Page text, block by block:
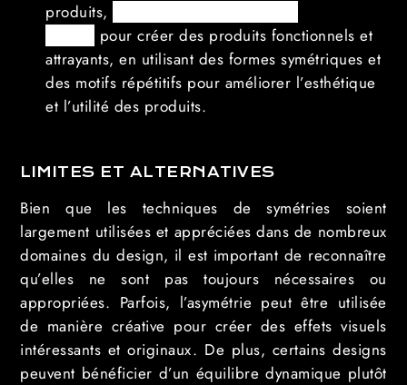
produits,
pour créer des produits fonctionnels et
attrayants, en utilisant des formes symétriques et
des motifs répétitifs pour améliorer l’esthétique
et l’utilité des produits.
LIMITES ET ALTERNATIVES
Bien que les techniques de symétries soient
largement utilisées et appréciées dans de nombreux
domaines du design, il est important de reconnaître
qu’elles ne sont pas toujours nécessaires ou
appropriées. Parfois, l’asymétrie peut être utilisée
de manière créative pour créer des effets visuels
intéressants et originaux. De plus, certains designs
peuvent bénéficier d’un équilibre dynamique plutôt